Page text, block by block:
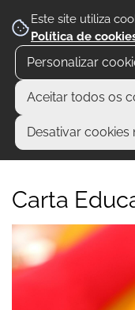
Este site utiliza
Política de
Personalizar
Aceitar todos os
Desativar cookies
Carta